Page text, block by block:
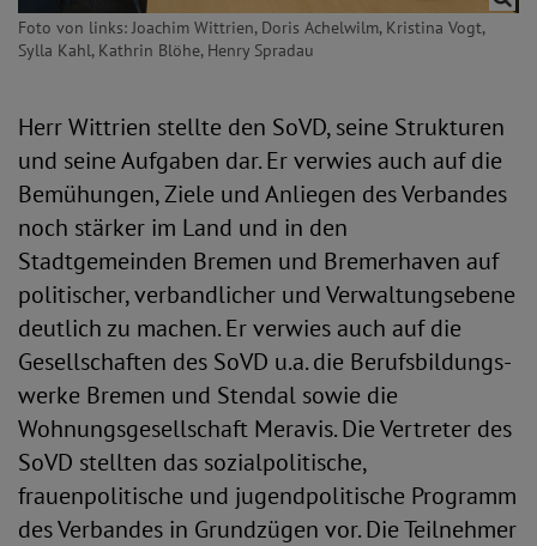
Foto von links: Joachim Wittrien, Doris Achelwilm, Kristina Vogt,
Sylla Kahl, Kathrin Blöhe, Henry Spradau
Herr Wittrien stellte den SoVD, seine Strukturen
und seine Aufgaben dar. Er verwies auch auf die
Bemühungen, Ziele und Anliegen des Verbandes
noch stärker im Land und in den
Stadtgemeinden Bremen und Bremerhaven auf
politischer, verbandlicher und Verwaltungsebene
deutlich zu machen. Er verwies auch auf die
Gesellschaften des SoVD u.a. die Berufsbildungs­
werke Bremen und Stendal sowie die
Wohnungsgesellschaft Meravis. Die Vertreter des
SoVD stellten das sozialpolitische,
frauenpolitische und jugendpolitische Pro­gramm
des Verbandes in Grundzügen vor. Die Teilnehmer